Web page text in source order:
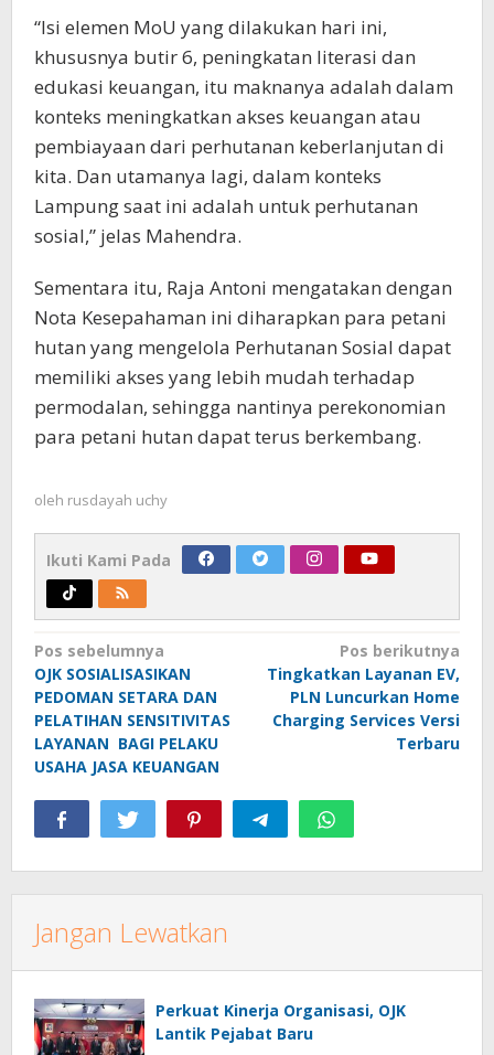
“Isi elemen MoU yang dilakukan hari ini,
khususnya butir 6, peningkatan literasi dan
edukasi keuangan, itu maknanya adalah dalam
konteks meningkatkan akses keuangan atau
pembiayaan dari perhutanan keberlanjutan di
kita. Dan utamanya lagi, dalam konteks
Lampung saat ini adalah untuk perhutanan
sosial,” jelas Mahendra.
Sementara itu, Raja Antoni mengatakan dengan
Nota Kesepahaman ini diharapkan para petani
hutan yang mengelola Perhutanan Sosial dapat
memiliki akses yang lebih mudah terhadap
permodalan, sehingga nantinya perekonomian
para petani hutan dapat terus berkembang.
oleh rusdayah uchy
Ikuti Kami Pada
Navigasi
pos
Pos sebelumnya
OJK SOSIALISASIKAN
PEDOMAN SETARA DAN
PELATIHAN SENSITIVITAS
LAYANAN BAGI PELAKU
USAHA JASA KEUANGAN
Pos berikutnya
Tingkatkan Layanan EV,
PLN Luncurkan Home
Charging Services Versi
Terbaru
Jangan Lewatkan
Perkuat Kinerja Organisasi, OJK
Lantik Pejabat Baru